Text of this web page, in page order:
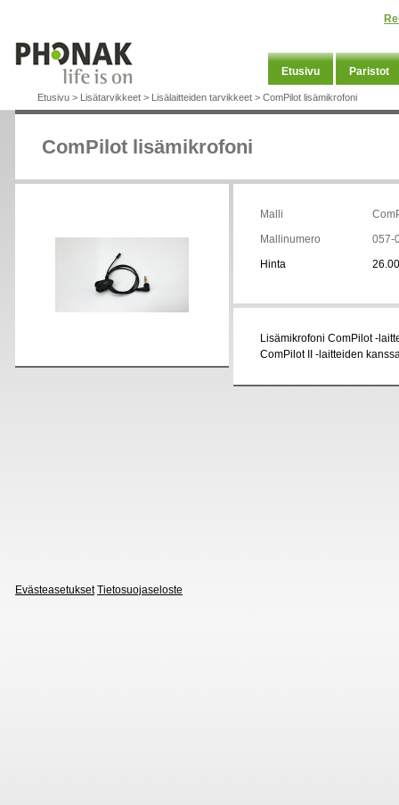
Etusivu Paristot
Etusivu > Lisätarvikkeet > Lisälaitteiden tarvikkeet > ComPilot lisämikrofoni
ComPilot lisämikrofoni
Malli
Mallinumero
057-
Hinta
Lisämikrofoni ComPilot -
ComPilot II -laitteiden
Evästeasetukset Tietosuojaseloste